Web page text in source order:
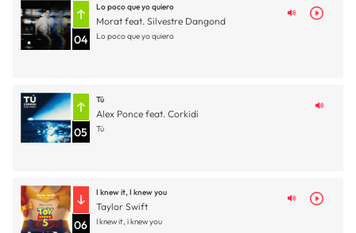
04
Lo poco que yo quiero
Morat feat. Silvestre Dangond
Lo poco que yo quiero
05
Tú
Alex Ponce feat. Corkidi
Tú
06
I knew it, I knew you
Taylor Swift
I knew it, i knew you